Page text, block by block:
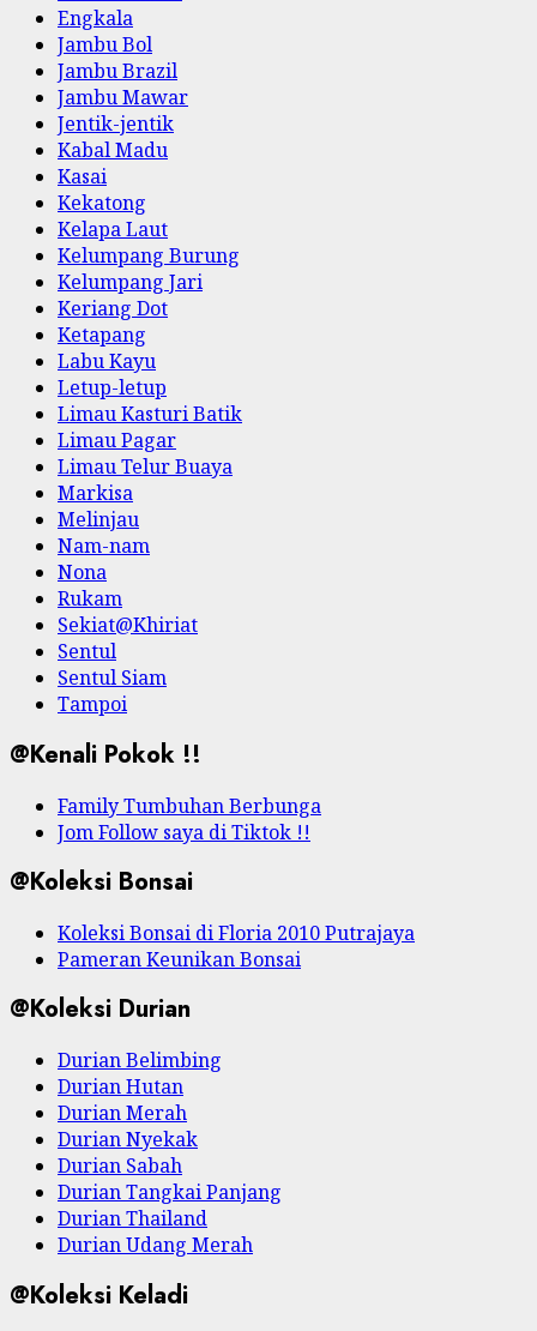
Engkala
Jambu Bol
Jambu Brazil
Jambu Mawar
Jentik-jentik
Kabal Madu
Kasai
Kekatong
Kelapa Laut
Kelumpang Burung
Kelumpang Jari
Keriang Dot
Ketapang
Labu Kayu
Letup-letup
Limau Kasturi Batik
Limau Pagar
Limau Telur Buaya
Markisa
Melinjau
Nam-nam
Nona
Rukam
Sekiat@Khiriat
Sentul
Sentul Siam
Tampoi
@Kenali Pokok !!
Family Tumbuhan Berbunga
Jom Follow saya di Tiktok !!
@Koleksi Bonsai
Koleksi Bonsai di Floria 2010 Putrajaya
Pameran Keunikan Bonsai
@Koleksi Durian
Durian Belimbing
Durian Hutan
Durian Merah
Durian Nyekak
Durian Sabah
Durian Tangkai Panjang
Durian Thailand
Durian Udang Merah
@Koleksi Keladi